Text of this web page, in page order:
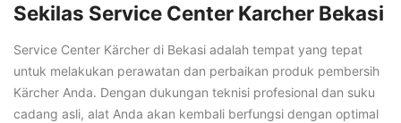
Sekilas Service Center Karcher Bekasi
Service Center Kärcher di Bekasi adalah tempat yang tepat
untuk melakukan perawatan dan perbaikan produk pembersih
Kärcher Anda. Dengan dukungan teknisi profesional dan suku
cadang asli, alat Anda akan kembali berfungsi dengan optimal